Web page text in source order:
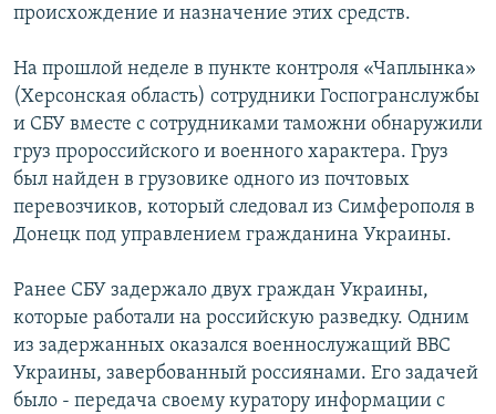
происхождение и назначение этих средств.
На прошлой неделе в пункте контроля «Чаплынка»
(Херсонская область) сотрудники Госпогранслужбы
и СБУ вместе с сотрудниками таможни обнаружили
груз пророссийского и военного характера. Груз
был найден в грузовике одного из почтовых
перевозчиков, который следовал из Симферополя в
Донецк под управлением гражданина Украины.
Ранее СБУ задержало двух граждан Украины,
которые работали на российскую разведку. Одним
из задержанных оказался военнослужащий ВВС
Украины, завербованный россиянами. Его задачей
было - передача своему куратору информации с